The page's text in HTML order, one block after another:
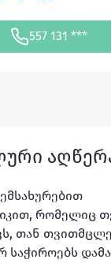
557 131 ***
რომელიც
თან
საჭიროებს